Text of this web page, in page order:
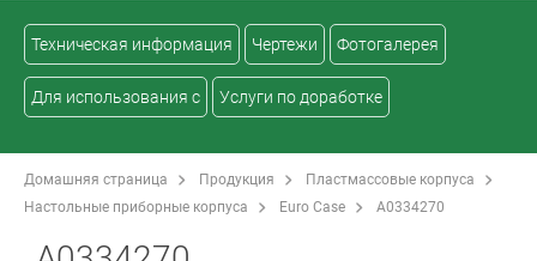
Техническая информация Чертежи Фотогалерея
Для использования с Услуги по доработке
Домашняя страница Продукция
Пластмассовые корпуса
Настольные приборные корпуса
Euro Case A0334270